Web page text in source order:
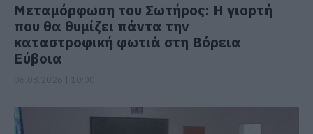
Μεταμόρφωση του Σωτήρος: Η γιορτή
που θα θυμίζει πάντα την
καταστροφική φωτιά στη Βόρεια
Εύβοια